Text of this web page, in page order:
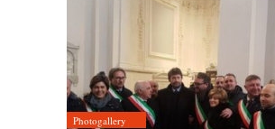
Photogallery